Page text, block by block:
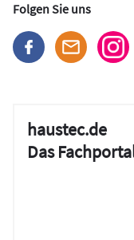
Folgen Sie uns
haustec.de
Das